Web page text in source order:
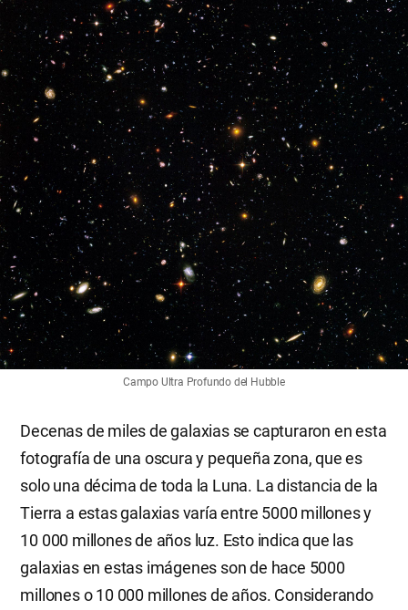
Campo Ultra Profundo del Hubble
Decenas de miles de galaxias se capturaron en esta
fotografía de una oscura y pequeña zona, que es
solo una décima de toda la Luna. La distancia de la
Tierra a estas galaxias varía entre 5000 millones y
10 000 millones de años luz. Esto indica que las
galaxias en estas imágenes son de hace 5000
millones o 10 000 millones de años. Considerando